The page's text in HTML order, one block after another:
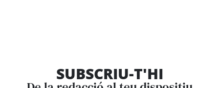
SUBSCRIU-T'HI